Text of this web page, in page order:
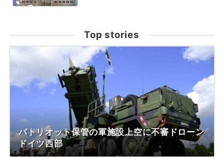
Top stories
パトリオット保管の軍施設上空に不審ドローン
ドイツ西部